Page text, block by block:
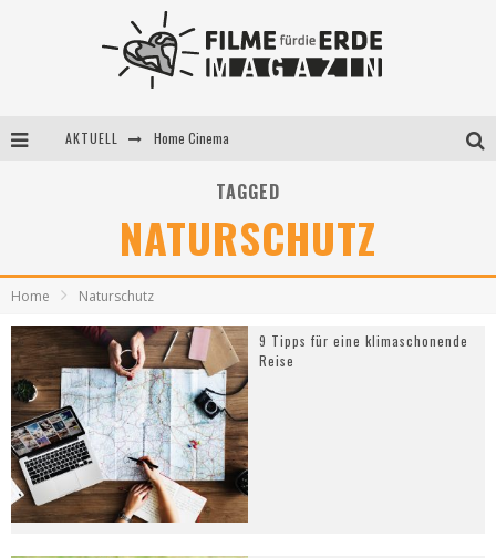
AKTUELL Home Cinema
5 Fragen, 3 Festivalpartner*innen
TAGGED
NATURSCHUTZ
Home Naturschutz
9 Tipps für eine klimaschonende
Reise